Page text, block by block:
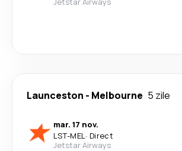
Launceston - Melbourne 5 zile
mar. 17 nov.
LST-MEL· Direct
Jetstar Airways